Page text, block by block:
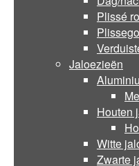
Plissé
Jaloezieën
Houten
Witte
Zwarte